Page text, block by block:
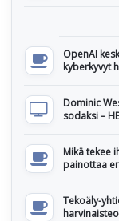
OpenAI
kyberkyvyt
Dominic
sodaksi –
Mikä tekee
painottaa
Tekoäly-